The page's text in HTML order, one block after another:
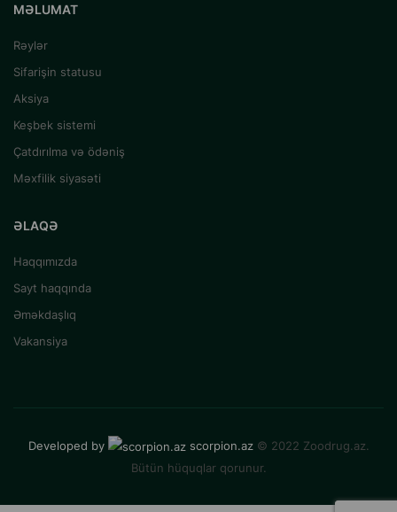
MƏLUMAT
Rəylər
Sifarişin statusu
Aksiya
Keşbek sistemi
Çatdırılma və ödəniş
Məxfilik siyasəti
ƏLAQƏ
Haqqımızda
Sayt haqqında
Əməkdaşlıq
Vakansiya
Developed by scorpion.az © 2022 Zoodrug.az.
Bütün hüquqlar qorunur.